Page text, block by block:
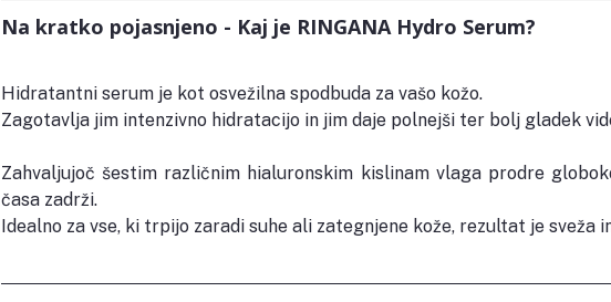
Na kratko pojasnjeno - Kaj je RINGANA Hydro Serum?
Hidratantni serum je kot osvežilna spodbuda za vašo kožo.
Zagotavlja jim intenzivno hidratacijo in jim daje polnejši ter bolj gladek
Zahvaljujoč šestim različnim hialuronskim kislinam vlaga prodre
časa zadrži.
Idealno za vse, ki trpijo zaradi suhe ali zategnjene kože, rezultat je sveža